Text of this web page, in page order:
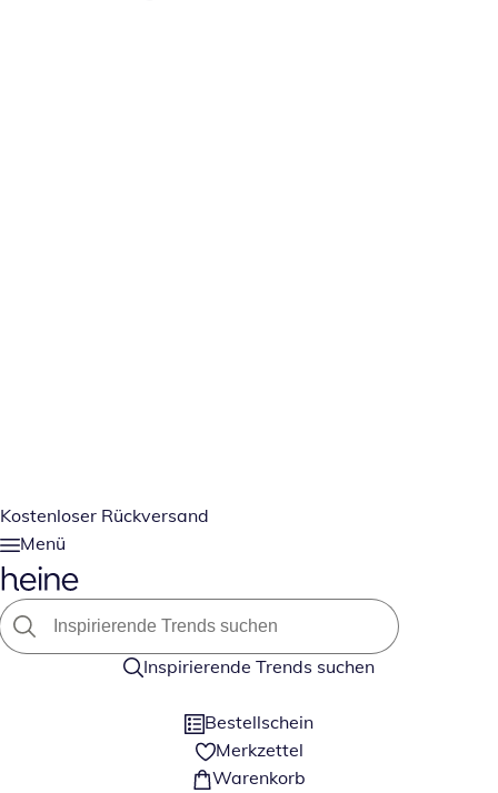
Kostenloser Rückversand
Menü
Inspirierende Trends suchen
Bestellschein
Merkzettel
Warenkorb